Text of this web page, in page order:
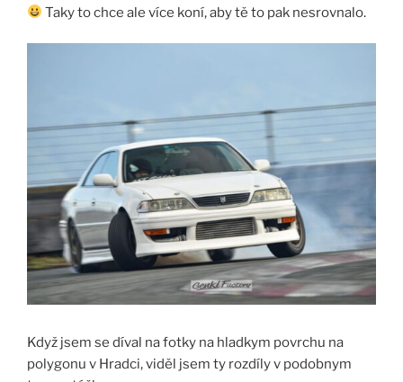
Taky to chce ale více koní, aby tě to pak nesrovnalo.
Když jsem se díval na fotky na hladkym povrchu na
polygonu v Hradci, viděl jsem ty rozdíly v podobnym